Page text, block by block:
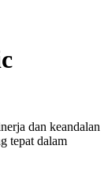
dan keandalan
tepat dalam